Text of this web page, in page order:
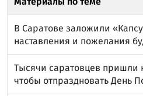
В Саратове заложили
наставления и пожелания
Тысячи саратовцев пришли
чтобы отпраздновать День